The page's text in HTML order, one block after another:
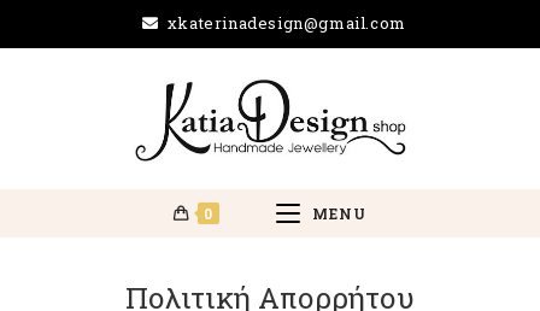
xkaterinadesign@gmail.com
0 MENU
Πολιτική Απορρήτου